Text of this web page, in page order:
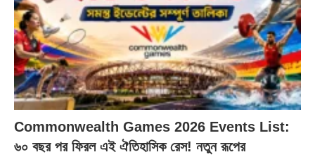
Commonwealth Games 2026 Events List:
৬০ বছর পর ফিরল এই ঐতিহাসিক রেস! নতুন রূপের